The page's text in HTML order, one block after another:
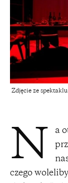
Zdjęcie ze spektaklu
N
a
czego